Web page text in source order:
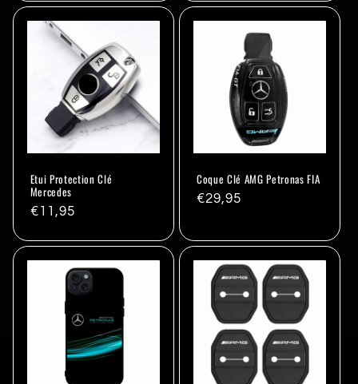
Etui Protection Clé
Mercedes
Prix
€11,95
Coque Clé AMG Petronas FIA
Prix
€29,95